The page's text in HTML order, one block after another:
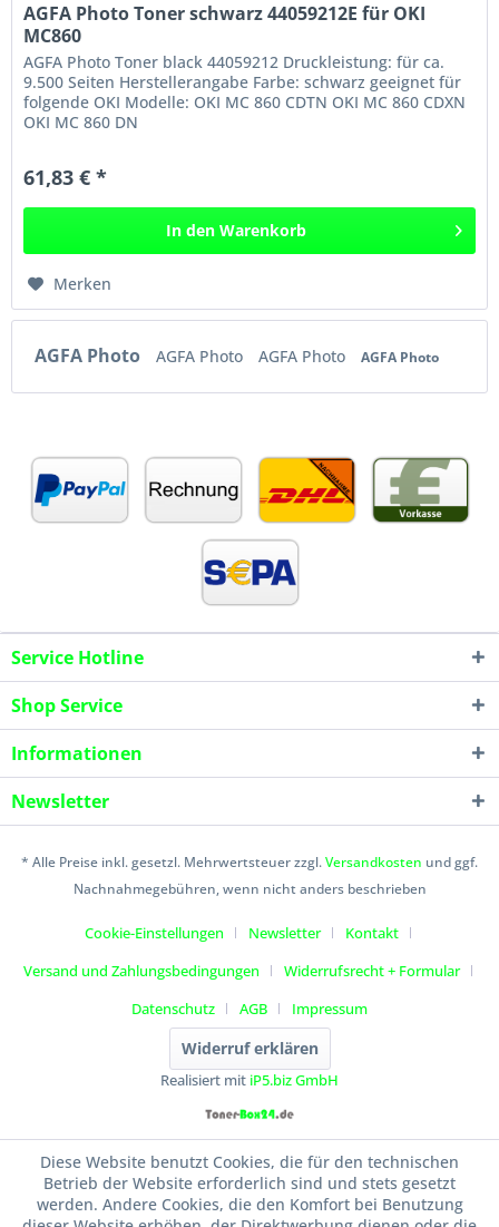
AGFA Photo Toner schwarz 44059212E für OKI
MC860
AGFA Photo Toner black 44059212 Druckleistung: für ca.
9.500 Seiten Herstellerangabe Farbe: schwarz geeignet für
folgende OKI Modelle: OKI MC 860 CDTN OKI MC 860 CDXN
OKI MC 860 DN
61,83 € *
In den Warenkorb
Merken
AGFA Photo AGFA Photo AGFA Photo AGFA Photo
Service Hotline
Shop Service
Informationen
Newsletter
* Alle Preise inkl. gesetzl. Mehrwertsteuer zzgl.Versandkosten und ggf.
Nachnahmegebühren, wenn nicht anders beschrieben
Cookie-Einstellungen Newsletter
Kontakt
Versand und Zahlungsbedingungen
Widerrufsrecht + Formular
Datenschutz
AGB Impressum
Widerruf erklären
Realisiert mit iP5.biz GmbH
Diese Website benutzt Cookies, die für den technischen
Betrieb der Website erforderlich sind und stets gesetzt
werden. Andere Cookies, die den Komfort bei Benutzung